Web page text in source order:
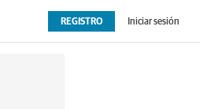
REGISTRO Iniciar sesión